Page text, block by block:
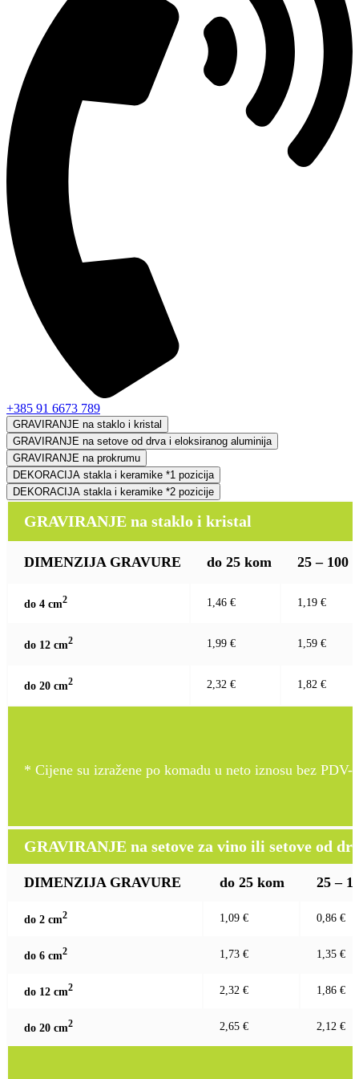
+385 91 6673 789
GRAVIRANJE na staklo i kristal
GRAVIRANJE na setove od drva i eloksiranog aluminija
GRAVIRANJE na prokrumu
DEKORACIJA stakla i keramike *1 pozicija
DEKORACIJA stakla i keramike *2 pozicije
GRAVIRANJE na staklo i kristal
DIMENZIJA GRAVURE do 25 kom 25 – 100
do 4 cm2 1,46 € 1,19 €
do 12 cm2 1,99 € 1,59 €
do 20 cm2 2,32 € 1,82 €
* Cijene su izražene po komadu u neto iznosu bez PDV-
GRAVIRANJE na setove za vino ili setove od
DIMENZIJA GRAVURE do 25 kom 25 –
do 2 cm2 1,09 € 0,86 €
do 6 cm2 1,73 € 1,35 €
do 12 cm2 2,32 € 1,86 €
do 20 cm2 2,65 € 2,12 €